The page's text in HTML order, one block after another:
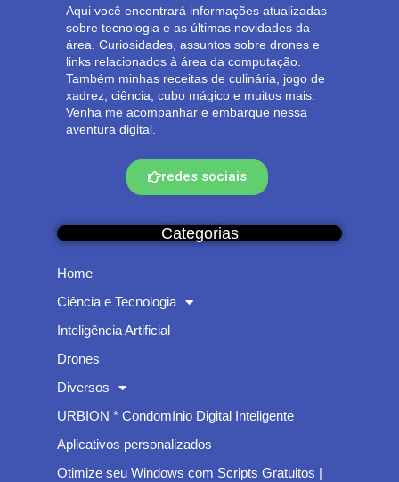
Aqui você encontrará informações atualizadas
sobre tecnologia e as últimas novidades da
área. Curiosidades, assuntos sobre drones e
links relacionados à área da computação.
Também minhas receitas de culinária, jogo de
xadrez, ciência, cubo mágico e muitos mais.
Venha me acompanhar e embarque nessa
aventura digital.
redes sociais
Categorias
Home
Ciência e Tecnologia
Inteligência Artificial
Drones
Diversos
URBION * Condomínio Digital Inteligente
Aplicativos personalizados
Otimize seu Windows com Scripts Gratuitos |